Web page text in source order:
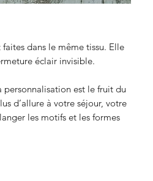
faites dans le même tissu. Elle
éclair invisible.
personnalisation est le fruit du
d’allure à votre séjour, votre
les motifs et les formes